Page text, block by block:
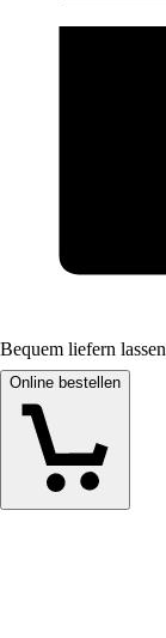
Bequem liefern lassen
Online bestellen